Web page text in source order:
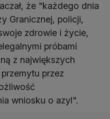
że "każdego dnia
Granicznej, policji,
zdrowie i życie,
próbami
z największych
przez
wniosku o azyl".